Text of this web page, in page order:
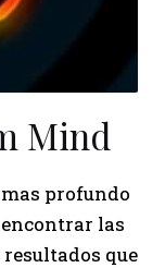
Mind
profundo
las
que